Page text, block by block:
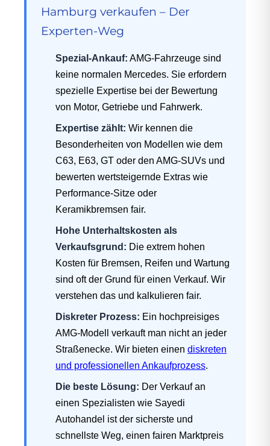
Hamburg verkaufen – Der
Experten-Weg
Spezial-Ankauf: AMG-Fahrzeuge sind
keine normalen Mercedes. Sie erfordern
spezielle Expertise bei der Bewertung
von Motor, Getriebe und Fahrwerk.
Expertise zählt: Wir kennen die
Besonderheiten von Modellen wie dem
C63, E63, GT oder den AMG-SUVs und
bewerten wertsteigernde Extras wie
Performance-Sitze oder
Keramikbremsen fair.
Hohe Unterhaltskosten als
Verkaufsgrund: Die extrem hohen
Kosten für Bremsen, Reifen und Wartung
sind oft der Grund für einen Verkauf. Wir
verstehen das und kalkulieren fair.
Diskreter Prozess: Ein hochpreisiges
AMG-Modell verkauft man nicht an jeder
Straßenecke. Wir bieten einen diskreten
und professionellen Ankaufprozess.
Die beste Lösung: Der Verkauf an
einen Spezialisten wie Sayedi
Autohandel ist der sicherste und
schnellste Weg, einen fairen Marktpreis